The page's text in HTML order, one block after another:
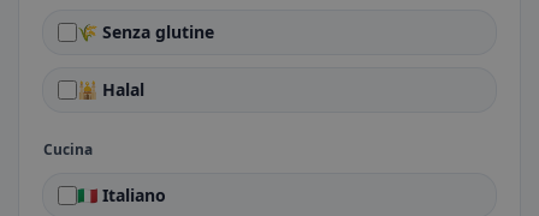
🌾 Senza glutine
🕌 Halal
Cucina
🇮🇹 Italiano